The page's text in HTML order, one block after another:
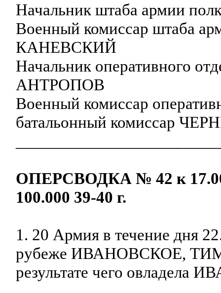
Начальник штаба армии
Военный комиссар штаба
КАНЕВСКИЙ
Начальник оперативного
АНТРОПОВ
Военный комиссар
батальонный комиссар
ОПЕРСВОДКА № 42 к
100.000 39-40 г.
1. 20 Армия в течение дня
рубеже ИВАНОВСКОЕ,
результате чего овладела